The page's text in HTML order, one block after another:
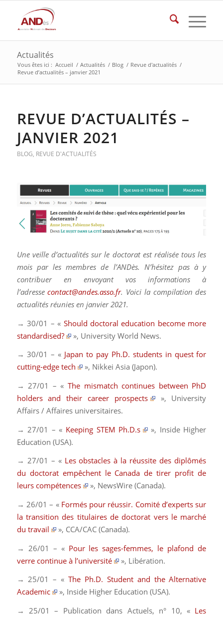
Actualités
Vous êtes ici : Accueil / Actualités / Blog / Revue d'actualités /
Revue d’actualités – janvier 2021
REVUE D’ACTUALITÉS –
JANVIER 2021
BLOG, REVUE D'ACTUALITÉS
Une veille d’actualités sur le doctorat est réalisée tous les
mois par les membres de l’ANDès. N’hésitez pas à y
contribuer en envoyant vos informations à
l’adressecontact@andes.asso.fr. Voici la compilation des
actualités réunies en janvier 2021.
→ 30/01 – « Should doctoral education become more
standardised?
», University World News.
→ 30/01 – « Japan to pay Ph.D. students in quest for
cutting-edge tech
», Nikkei Asia (Japon).
→ 27/01 – « The mismatch continues between PhD
holders and their career prospects
», University
Affairs / Affaires universitaires.
→ 27/01 – « Keeping STEM Ph.D.s », Inside Higher
Education (USA).
→ 27/01 – « Les obstacles à la réussite des diplômés
du doctorat empêchent le Canada de tirer profit de
leurs compétences
», NewsWire(Canada).
→ 26/01 – « Formés pour réussir. Comité d’experts sur
la transition des titulaires de doctorat vers le marché
du travail
», CCA/CAC(Canada).
→ 26/01 – « Pour les sages-femmes, le plafond de
verre continue à l’université
», Libération.
→ 25/01 – «The Ph.D. Student and the Alternative
Academic
», Inside Higher Education(USA).
→ 25/01 – Publication dans Actuels, n° 10, « Les